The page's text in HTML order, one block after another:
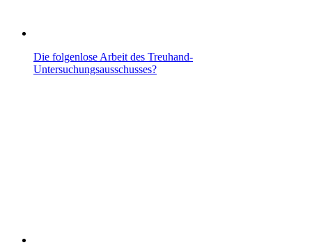
Die folgenlose Arbeit des Treuhand-
Untersuchungsausschusses?